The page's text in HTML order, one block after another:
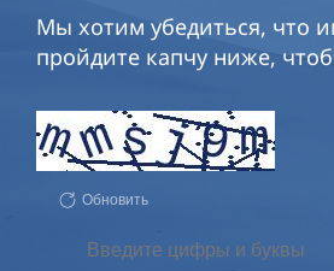
Мы хотим убедиться, что
пройдите капчу ниже,
Обновить